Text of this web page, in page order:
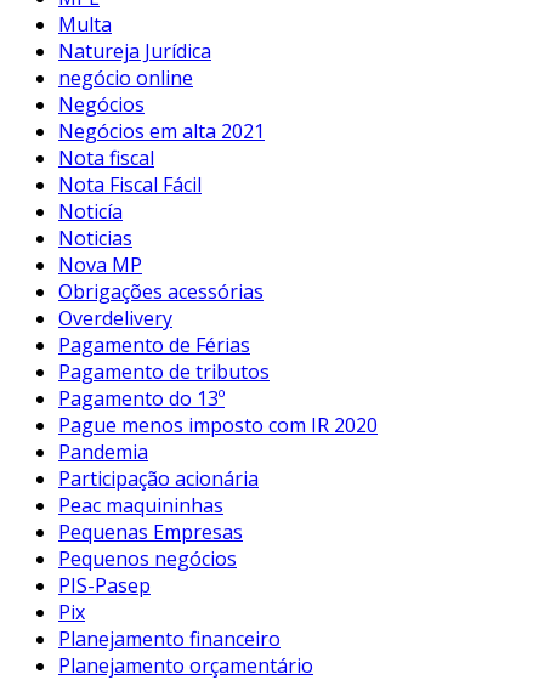
Multa
Natureja Jurídica
negócio online
Negócios
Negócios em alta 2021
Nota fiscal
Nota Fiscal Fácil
Noticía
Noticias
Nova MP
Obrigações acessórias
Overdelivery
Pagamento de Férias
Pagamento de tributos
Pagamento do 13º
Pague menos imposto com IR 2020
Pandemia
Participação acionária
Peac maquininhas
Pequenas Empresas
Pequenos negócios
PIS-Pasep
Pix
Planejamento financeiro
Planejamento orçamentário